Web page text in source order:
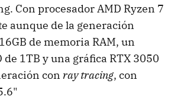
Con procesador AMD Ryzen 7
aunque de la generación
de memoria RAM, un
de 1TB y una gráfica RTX 3050
con ray tracing, con